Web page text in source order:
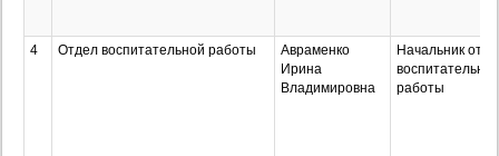
4 Отдел воспитательной работы
Авраменко
Ирина
Владимировна
Начальник
воспитательной
работы